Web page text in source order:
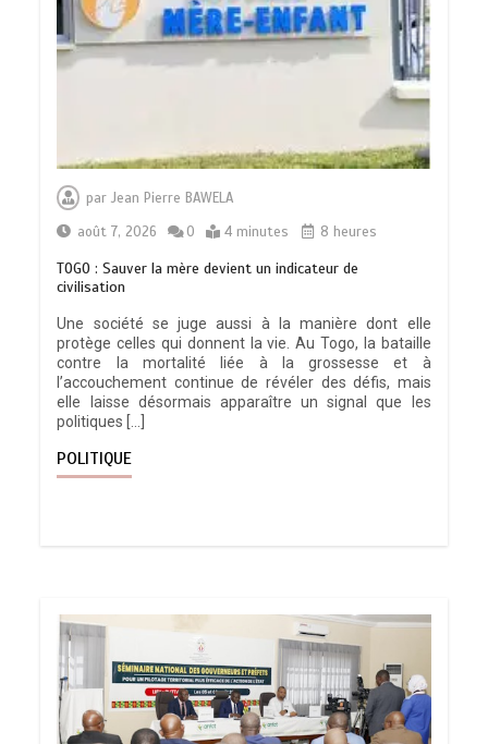
parJean Pierre BAWELA
août 7, 2026
0 4 minutes 8 heures
TOGO : Sauver la mère devient un indicateur de
civilisation
Une société se juge aussi à la manière dont elle
protège celles qui donnent la vie. Au Togo, la bataille
contre la mortalité liée à la grossesse et à
l’accouchement continue de révéler des défis, mais
elle laisse désormais apparaître un signal que les
politiques […]
POLITIQUE